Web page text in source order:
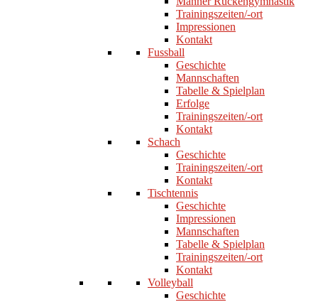
Trainingszeiten/-ort
Impressionen
Kontakt
Fussball
Geschichte
Mannschaften
Tabelle & Spielplan
Erfolge
Trainingszeiten/-ort
Kontakt
Schach
Geschichte
Trainingszeiten/-ort
Kontakt
Tischtennis
Geschichte
Impressionen
Mannschaften
Tabelle & Spielplan
Trainingszeiten/-ort
Kontakt
Volleyball
Geschichte